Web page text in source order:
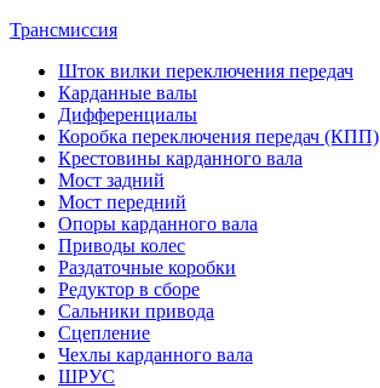
Трансмиссия
Шток вилки переключения передач
Карданные валы
Дифференциалы
Коробка переключения передач (КПП)
Крестовины карданного вала
Мост задний
Мост передний
Опоры карданного вала
Приводы колес
Раздаточные коробки
Редуктор в сборе
Сальники привода
Сцепление
Чехлы карданного вала
ШРУС